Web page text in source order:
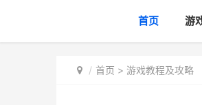
首页 游
首页 > 游戏教程及攻略